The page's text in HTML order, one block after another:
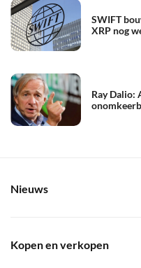
SWIFT
XRP nog
Ray Dalio:
Nieuws
Kopen en verkopen